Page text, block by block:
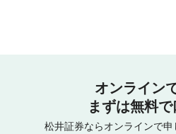
オンライン
まずは無料
松井証券ならオンラインで申